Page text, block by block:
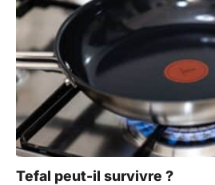
Tefal peut-il survivre ?